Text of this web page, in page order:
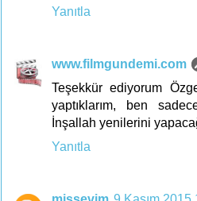
Yanıtla
www.filmgundemi.com
Teşekkür ediyorum
yaptıklarım, ben
İnşallah yenilerini
Yanıtla